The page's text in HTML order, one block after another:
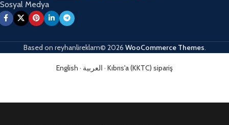
Sosyal Medya
Based on reyhanlireklam© 2026 WooCommerce Themes.
English · العربية · Kıbrıs'a (KKTC) sipariş